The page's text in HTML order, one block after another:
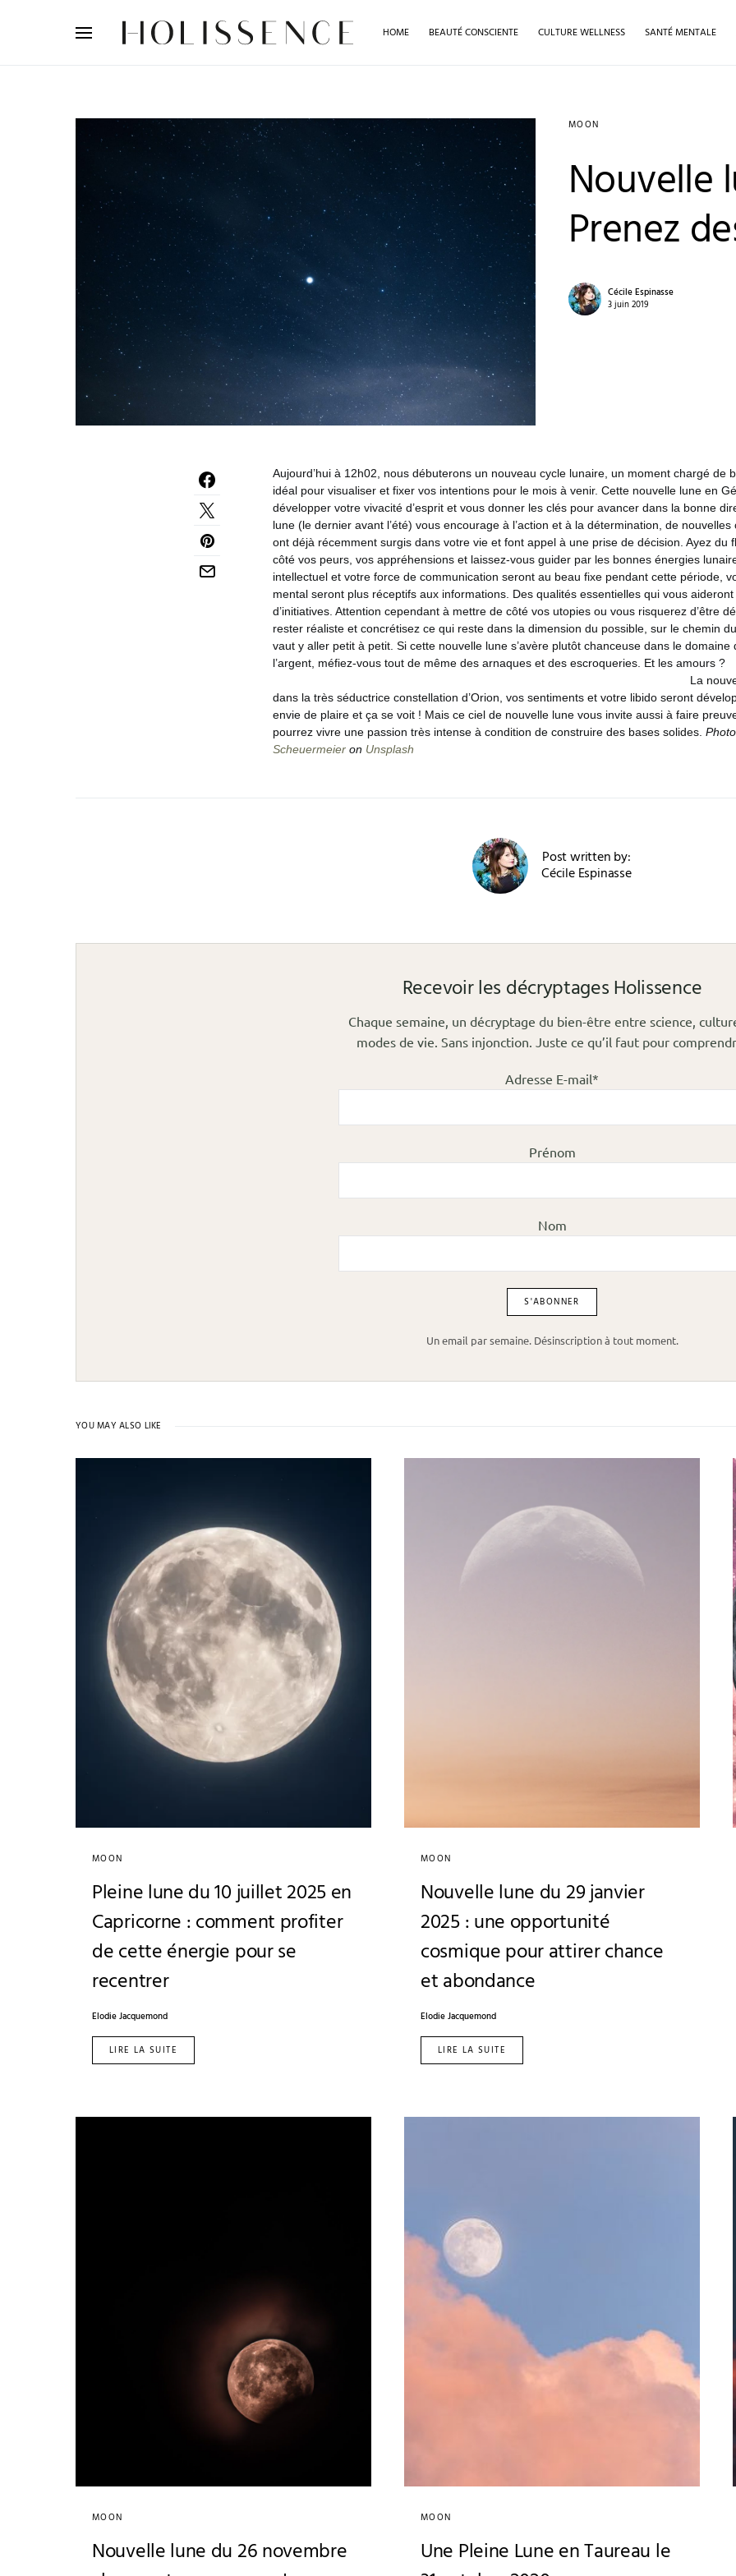
HOME BEAUTÉ CONSCIENTE CULTURE WELLNESS SANTÉ MENTALE
MOON
Nouvelle
Prenez
Cécile Espinasse
3 juin 2019
Aujourd’hui à 12h02, nous débuterons un nouveau cycle lunaire, un moment chargé de
idéal pour visualiser et fixer vos intentions pour le mois à venir. Cette nouvelle lune en
développer votre vivacité d’esprit et vous donner les clés pour avancer dans la bonne
lune (le dernier avant l’été) vous encourage à l’action et à la détermination, de nouvelles
ont déjà récemment surgis dans votre vie et font appel à une prise de décision. Ayez du
côté vos peurs, vos appréhensions et laissez-vous guider par les bonnes énergies
intellectuel et votre force de communication seront au beau fixe pendant cette période,
mental seront plus réceptifs aux informations. Des qualités essentielles qui vous
d’initiatives. Attention cependant à mettre de côté vos utopies ou vous risquerez d’être
rester réaliste et concrétisez ce qui reste dans la dimension du possible, sur le chemin
vaut y aller petit à petit. Si cette nouvelle lune s’avère plutôt chanceuse dans le domaine
l’argent, méfiez-vous tout de même des arnaques et des escroqueries. Et les
La
dans la très séductrice constellation d’Orion, vos sentiments et votre libido seront
envie de plaire et ça se voit ! Mais ce ciel de nouvelle lune vous invite aussi à faire
pourrez vivre une passion très intense à condition de construire des bases solides.
Scheuermeier on Unsplash
Post written by:
Cécile Espinasse
Recevoir les décryptages Holissence
Chaque semaine, un décryptage du bien-être entre science,
modes de vie. Sans injonction. Juste ce qu’il faut pour
Adresse E-mail*
Prénom
Nom
Un email par semaine. Désinscription à tout moment.
YOU MAY ALSO LIKE
MOON
Pleine lune du 10 juillet 2025 en
Capricorne : comment profiter
de cette énergie pour se
recentrer
Elodie Jacquemond
LIRE LA SUITE
MOON
Nouvelle lune du 29 janvier
2025 : une opportunité
cosmique pour attirer chance
et abondance
Elodie Jacquemond
LIRE LA SUITE
MOON
Nouvelle lune du 26 novembre
MOON
Une Pleine Lune en Taureau le